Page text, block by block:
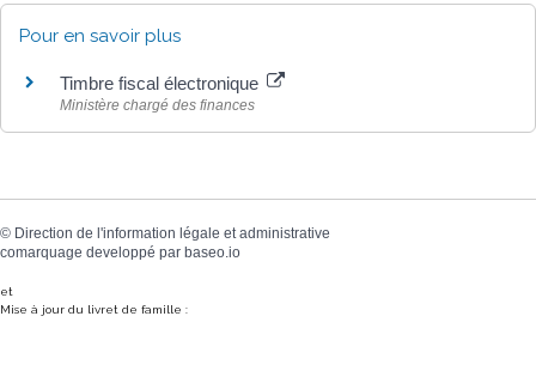
Pour en savoir plus
Timbre fiscal électronique
Ministère chargé des finances
© Direction de l'information légale et administrative
comarquage developpé par baseo.io
et
Mise à jour du livret de famille :